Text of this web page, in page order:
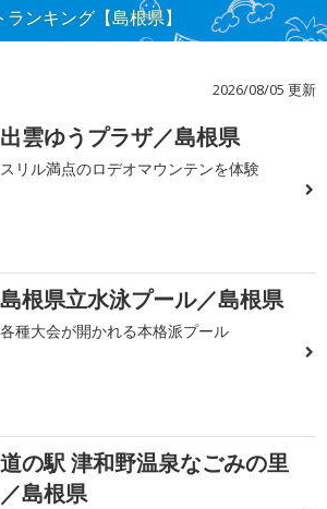
ンキング【島根県】
2026/08/05 更新
出雲ゆうプラザ／島根県
スリル満点のロデオマウンテンを体験
島根県立水泳プール／島根県
各種大会が開かれる本格派プール
道の駅 津和野温泉なごみの里
／島根県